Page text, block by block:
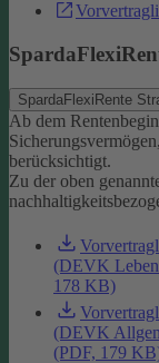
SpardaFlexiRente
Ab dem
berücksichtigt.
Zu der oben
(DEVK
178 KB)
(DEVK
(PDF, 179